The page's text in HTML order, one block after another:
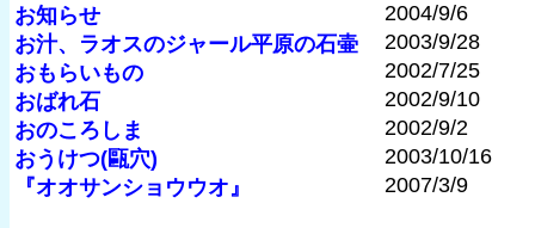
お知らせ
2004/9/6
お汁、ラオスのジャール平原の石壷
2003/9/28
おもらいもの
2002/7/25
おばれ石
2002/9/10
おのころしま
2002/9/2
おうけつ(甌穴)
2003/10/16
『オオサンショウウオ』
2007/3/9